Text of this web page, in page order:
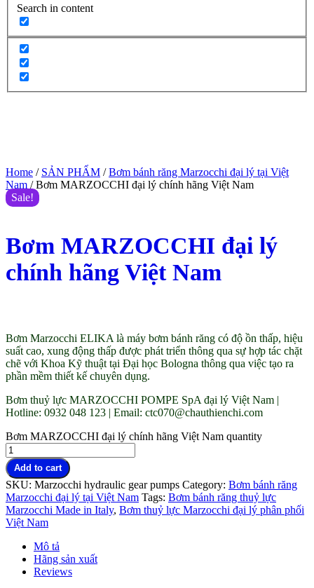
Search in content
Home / SẢN PHẨM /Bơm bánh răng Marzocchi đại lý tại Việt
Nam / Bơm MARZOCCHI đại lý chính hãng Việt Nam
Sale!
Bơm MARZOCCHI đại lý
chính hãng Việt Nam
Bơm Marzocchi ELIKA là máy bơm bánh răng có độ ồn thấp, hiệu
suất cao, xung động thấp được phát triển thông qua sự hợp tác chặt
chẽ với Khoa Kỹ thuật tại Đại học Bologna thông qua việc tạo ra
phần mềm thiết kế chuyên dụng.
Bơm thuỷ lực MARZOCCHI POMPE SpA đại lý Việt Nam |
Hotline: 0932 048 123 | Email: ctc070@chauthienchi.com
Bơm MARZOCCHI đại lý chính hãng Việt Nam quantity
Add to cart
SKU: Marzocchi hydraulic gear pumps Category: Bơm bánh răng
Marzocchi đại lý tại Việt Nam Tags: Bơm bánh răng thuỷ lực
Marzocchi Made in Italy, Bơm thuỷ lực Marzocchi đại lý phân phối
Việt Nam
Mô tả
Hãng sản xuất
Reviews